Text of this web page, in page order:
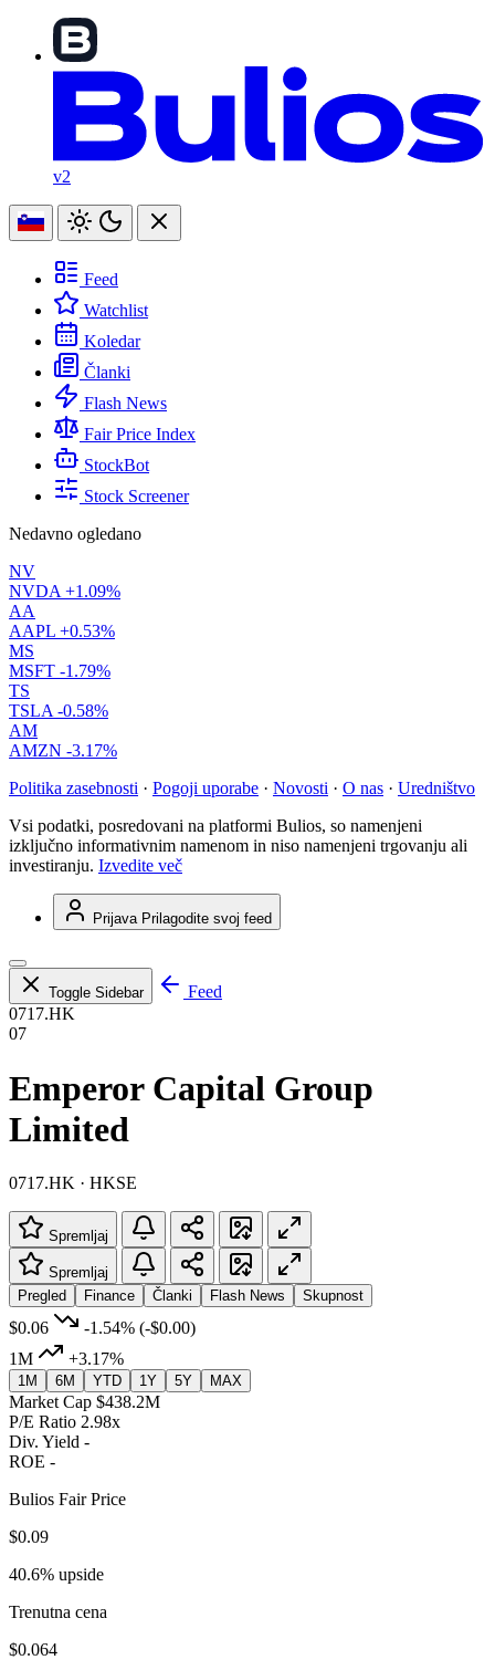
v2
Feed
Watchlist
Koledar
Članki
Flash News
Fair Price Index
StockBot
Stock Screener
Nedavno ogledano
NV
NVDA +1.09%
AA
AAPL +0.53%
MS
MSFT -1.79%
TS
TSLA -0.58%
AM
AMZN -3.17%
Politika zasebnosti · Pogoji uporabe · Novosti · O nas · Uredništvo
Vsi podatki, posredovani na platformi Bulios, so namenjeni
izključno informativnim namenom in niso namenjeni trgovanju ali
investiranju. Izvedite več
Prijava Prilagodite svoj feed
Toggle Sidebar
Feed
0717.HK
07
Emperor Capital Group
Limited
0717.HK · HKSE
Spremljaj
Spremljaj
Pregled
Finance Članki Flash News Skupnost
$0.06 -1.54% (-$0.00)
1M
+3.17%
1M 6M YTD 1Y 5Y MAX
Market Cap $438.2M
P/E Ratio 2.98x
Div. Yield -
ROE -
Bulios Fair Price
$0.09
40.6% upside
Trenutna cena
$0.064